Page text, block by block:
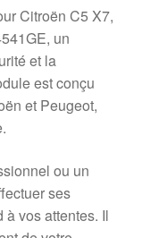
Citroën C5 X7,
un
et la
est conçu
et Peugeot,
ou un
ses
à vos attentes. Il